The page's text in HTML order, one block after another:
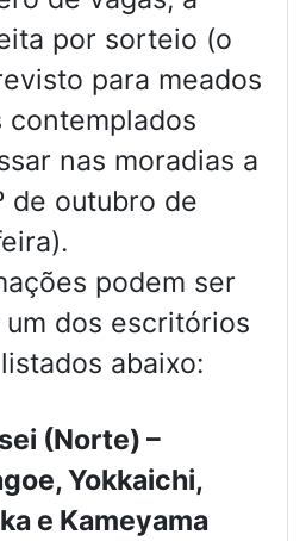
por sorteio (o
para meados
contemplados
nas moradias a
de outubro de
podem ser
dos escritórios
abaixo:
(Norte) –
Yokkaichi,
e Kameyama